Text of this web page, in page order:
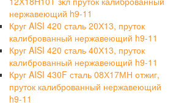
нержавеющий h9-11
Круг AISI 420 сталь 20Х13, пруток
калиброванный нержавеющий h9-11
Круг AISI 420 сталь 40Х13, пруток
калиброванный нержавеющий h9-11
Круг AISI 430F сталь 08Х17МН отжиг,
пруток калиброванный нержавеющий
h9-11